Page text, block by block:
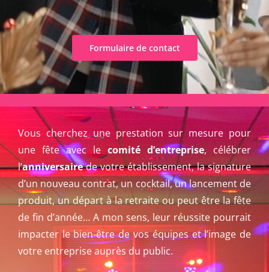
rFormulaire de contact
Vous cherchez une prestation sur mesure pour
une fête avec lecomité d’entreprise, célébrer
l’anniversairede votre établissement, la signature
d’un nouveau contrat, un cocktail, un lancement de
produit, un départ à la retraite ou peut être la fête
de fin d’année… A mon sens, leur réussite pourrait
impacter le bien-être de vos équipes et l’image de
votre entreprise auprès du public.